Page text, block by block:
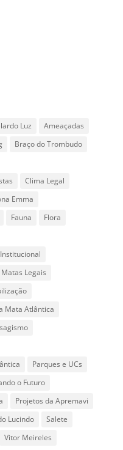
Luz
Ameaçadas
Braço do Trombudo
Clima Legal
Emma
Fauna
Flora
Institucional
Matas Legais
Mata Atlântica
Parques e UCs
o Futuro
Projetos da Apremavi
Lucindo
Salete
Vitor Meireles